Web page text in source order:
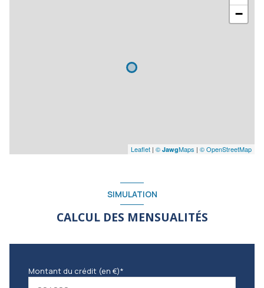
−
Leaflet | © JawgMaps | © OpenStreetMap
SIMULATION
CALCUL DES MENSUALITÉS
Montant du crédit (en €)*